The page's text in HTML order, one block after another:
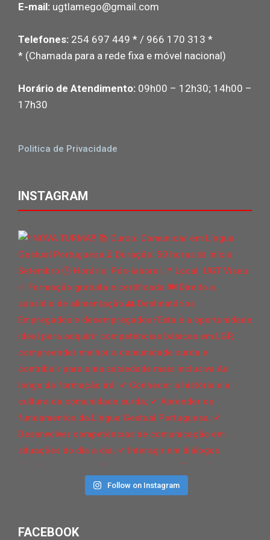
E-mail: ugtlamego@gmail.com
Telefones: 254 697 449 * / 966 170 313 *
* (Chamada para a rede fixa e móvel nacional)
Horário de Atendimento: 09h00 – 12h30; 14h00 –
17h30
Politica de Privacidade
INSTAGRAM
Follow on Instagram
FACEBOOK